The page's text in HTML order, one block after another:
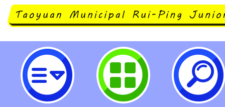
有關本市國民教育輔導團性別平等
組辦理「112學年度第一學期到校
勵教師參加，詳如說明，請 查照